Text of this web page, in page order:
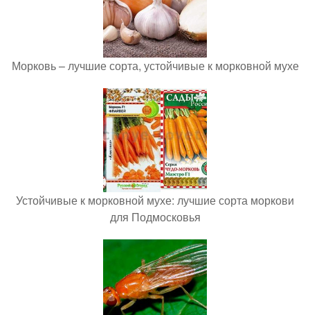
Морковь – лучшие сорта, устойчивые к морковной мухе
Устойчивые к морковной мухе: лучшие сорта моркови
для Подмосковья